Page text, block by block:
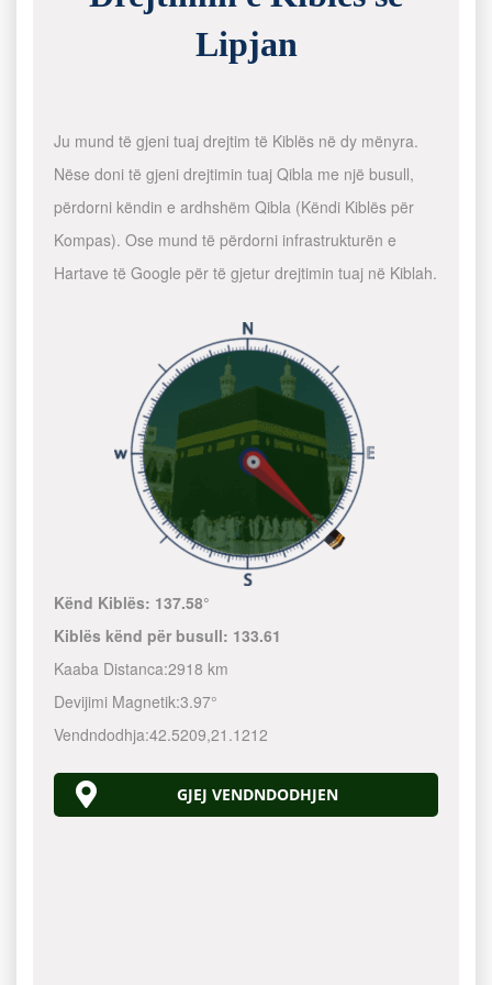
Lipjan
Ju mund të gjeni tuaj drejtim të Kiblës në dy mënyra.
Nëse doni të gjeni drejtimin tuaj Qibla me një busull,
përdorni këndin e ardhshëm Qibla (Këndi Kiblës për
Kompas). Ose mund të përdorni infrastrukturën e
Hartave të Google për të gjetur drejtimin tuaj në Kiblah.
Kënd Kiblës: 137.58°
Kiblës kënd për busull: 133.61
Kaaba Distanca:2918 km
Devijimi Magnetik:3.97°
Vendndodhja:42.5209,21.1212
GJEJ VENDNDODHJEN